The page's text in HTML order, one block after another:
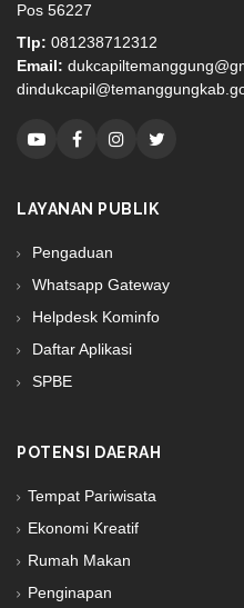
Pos 56227
Tlp: 081238712312
Email:
LAYANAN PUBLIK
Pengaduan
Whatsapp Gateway
Helpdesk Kominfo
Daftar Aplikasi
SPBE
POTENSI DAERAH
Tempat Pariwisata
Ekonomi Kreatif
Rumah Makan
Penginapan